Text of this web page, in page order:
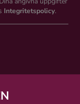
Integritetspolicy.
Stockholm